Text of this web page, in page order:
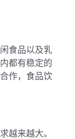
食品以及乳
都有稳定的
作，食品饮
越来越大。